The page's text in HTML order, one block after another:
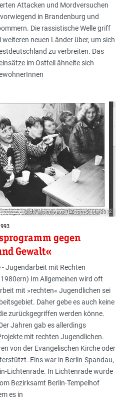
Attacken und Mordversuchen
in Brandenburg und
Die rassistische Welle griff
weiteren neuen Länder über, um sich
zu verbreiten. Das
im Ostteil ähnelte sich
Bild: Faksimile aus TLZ vom 5. Mai 2012
gegen
Gewalt«
Jugendarbeit mit Rechten
Im Allgemeinen wird oft
mit »rechten« Jugendlichen sei
Daher gebe es auch keine
zurückgegriffen werden könne.
Jahren gab es allerdings
mit rechten Jugendlichen.
von der Evangelischen Kirche oder
Eins war in Berlin-Spandau,
Lichtenrade. In Lichtenrade wurde
Bezirksamt Berlin-Tempelhof
es in